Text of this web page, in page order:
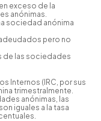
exceso de la
anónimas.
sociedad anónima
pero no
de las sociedades
Internos (IRC, por sus
trimestralmente.
anónimas, las
iguales a la tasa